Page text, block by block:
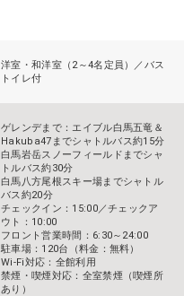
洋室・和洋室（2～4名定員）／バス
トイレ付
ゲレンデまで：エイブル白馬五竜＆
Hakuba47までシャトルバス約15分
白馬岩岳スノーフィールドまでシャ
トルバス約30分
白馬八方尾根スキー場までシャトル
バス約20分
チェックイン：15:00／チェックア
ウト：10:00
フロント営業時間：6:30～24:00
駐車場：120台（料金：無料）
Wi-Fi対応：全館利用
禁煙・喫煙対応：全室禁煙（喫煙所
あり）